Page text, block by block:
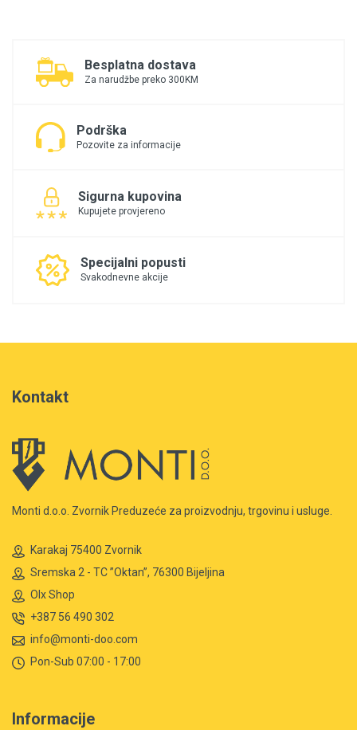
Besplatna dostava
Za narudžbe preko 300KM
Podrška
Pozovite za informacije
Sigurna kupovina
Kupujete provjereno
Specijalni popusti
Svakodnevne akcije
Kontakt
Monti d.o.o. Zvornik Preduzeće za proizvodnju, trgovinu i usluge.
Karakaj 75400 Zvornik
Sremska 2 - TC ”Oktan”, 76300 Bijeljina
Olx Shop
+387 56 490 302
info@monti-doo.com
Pon-Sub 07:00 - 17:00
Informacije